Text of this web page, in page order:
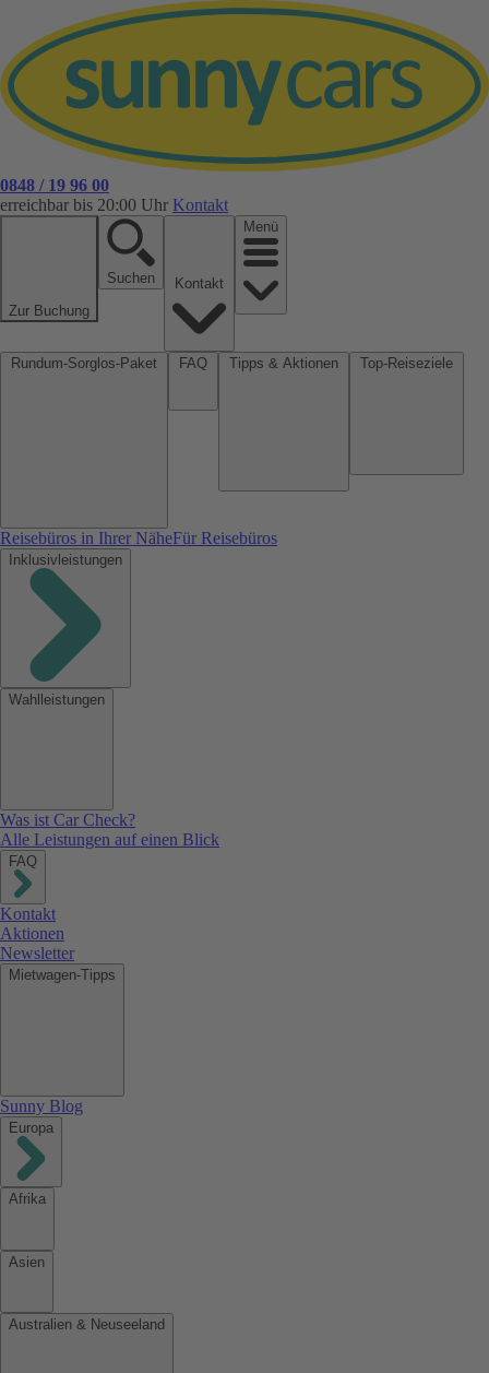
0848 / 19 96 00
erreichbar bis 20:00 Uhr Kontakt
Zur Buchung
Suchen
Menü
Reisebüros in Ihrer NäheFür Reisebüros
Inklusivleistungen
Wahlleistungen
Was ist Car Check?
Alle Leistungen auf einen Blick
FAQ
Kontakt
Aktionen
Newsletter
Mietwagen-Tipps
Sunny Blog
Europa
Afrika
Asien
Australien & Neuseeland